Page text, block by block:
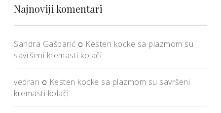
Najnoviji komentari
Sandra Gašparić o Kesten kocke sa plazmom su
savršeni kremasti kolači
vedran o Kesten kocke sa plazmom su savršeni
kremasti kolači